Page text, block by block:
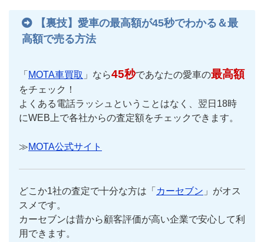
【裏技】愛車の最高額が45秒でわかる＆最
高額で売る方法
「 MOTA車買取 」なら45秒であなたの愛車の最高額
をチェック！
よくある電話ラッシュということはなく、翌日18時
にWEB上で各社からの査定額をチェックできます。
≫MOTA公式サイト
どこか1社の査定で十分な方は「 カーセブン 」がオス
スメです。
カーセブンは昔から顧客評価が高い企業で安心して利
用できます。